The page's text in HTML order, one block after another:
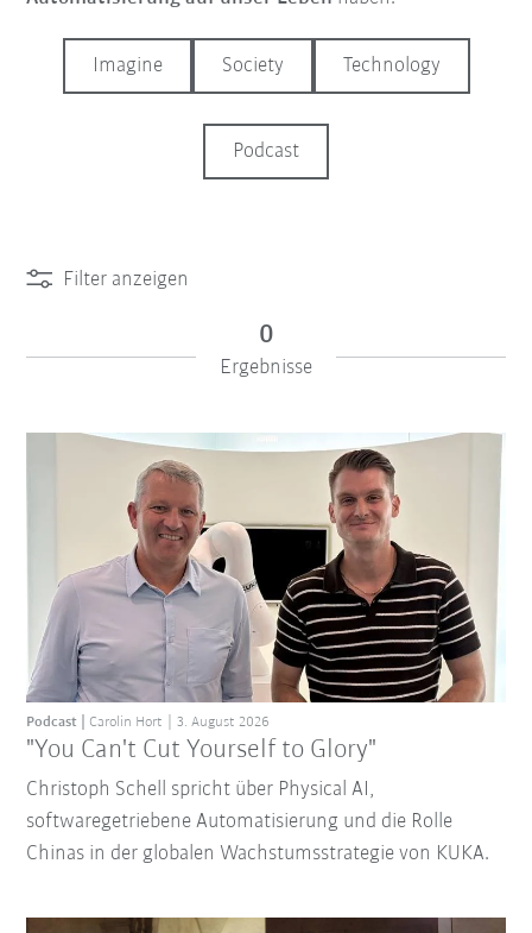
Imagine Society Technology
Podcast
Filter anzeigen
iiMagazine Categories
Filter zurücksetzen
0
Ergebnisse
"You Can't Cut Yourself to Glory"
Podcast Carolin Hort 3. August 2026
Christoph Schell spricht über Physical AI,
softwaregetriebene Automatisierung und die Rolle
Chinas in der globalen Wachstumsstrategie von KUKA.